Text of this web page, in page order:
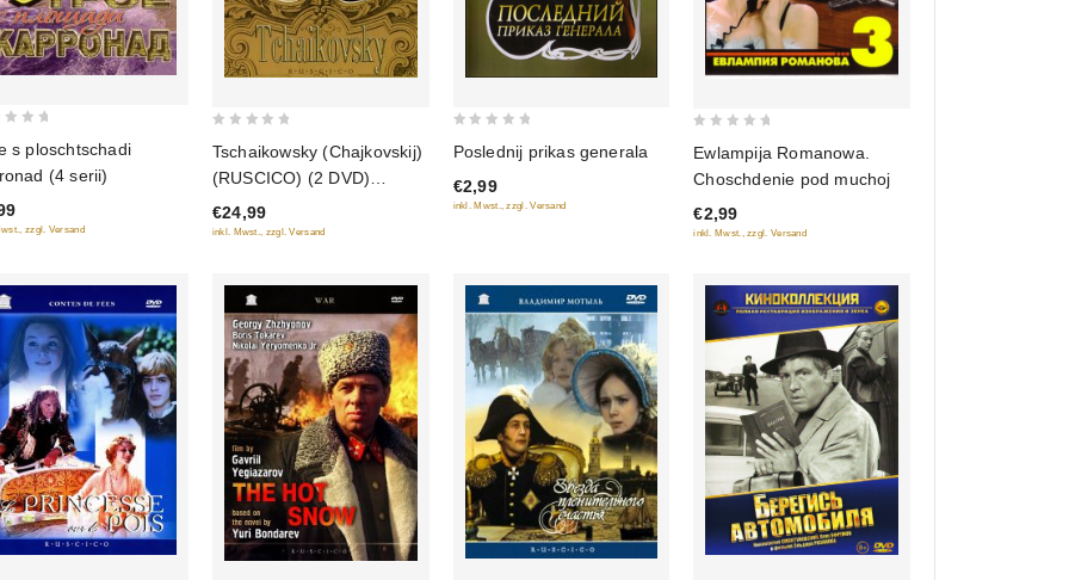
s ploschtschadi
(4 serii)
zzgl. Versand
of
5
Tschaikowsky (Chajkovskij)
(RUSCICO) (2 DVD)
(NTSC)
€24,99
inkl. Mwst., zzgl. Versand
of
5
Poslednij prikas generala
€2,99
inkl. Mwst., zzgl. Versand
of
5
Ewlampija Romanowa.
Choschdenie pod muchoj
€2,99
inkl. Mwst., zzgl. Versand